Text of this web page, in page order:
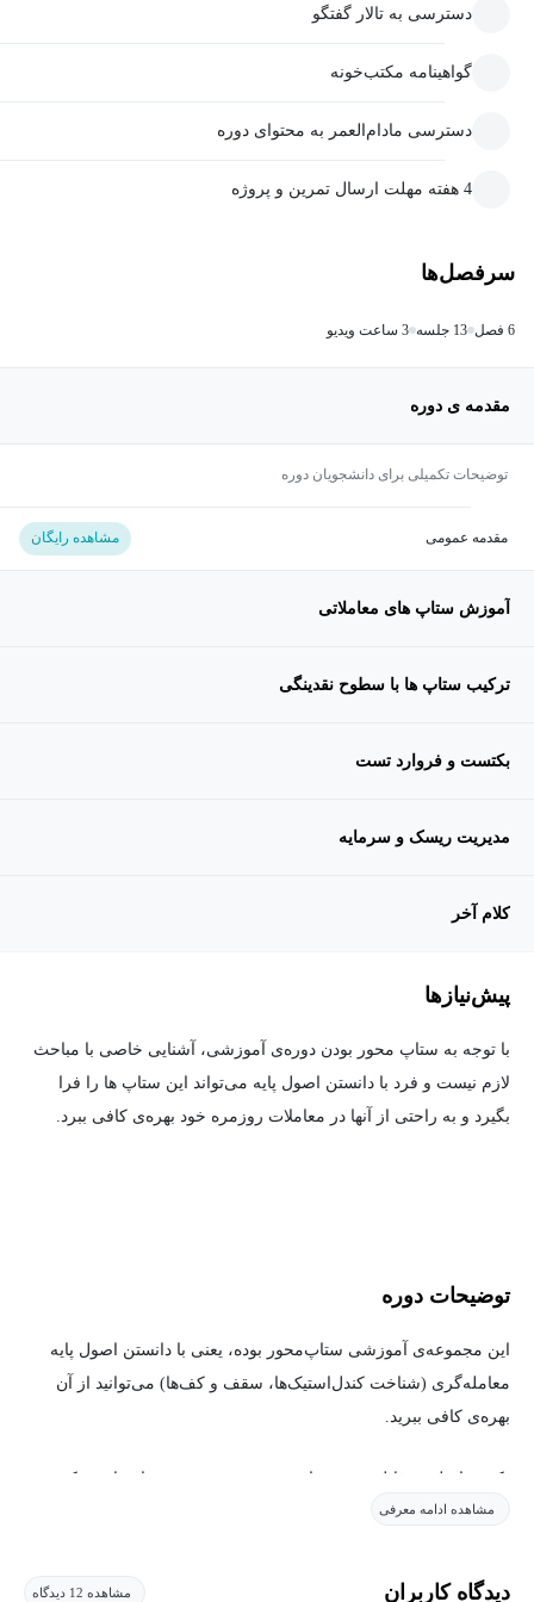
دسترسی به تالار گفتگو
گواهینامه مکتب‌خونه
دسترسی مادام‌العمر به محتوای دوره
4 هفته مهلت ارسال تمرین و پروژه
سرفصل‌ها
6 فصل 13 جلسه 3 ساعت ویدیو
مقدمه ی دوره
توضیحات تکمیلی برای دانشجویان دوره
مقدمه عمومی مشاهده رایگان
آموزش ستاپ های معاملاتی
ترکیب ستاپ ها با سطوح نقدینگی
بکتست و فروارد تست
مدیریت ریسک و سرمایه
کلام آخر
پیش‌نیاز‌ها
با توجه به ستاپ محور بودن دوره‌ی آموزشی، آشنایی خاصی با مباحث
لازم نیست و فرد با دانستن اصول پایه می‌تواند این ستاپ ها را فرا
بگیرد و به راحتی از آنها در معاملات روزمره خود بهره‌ی کافی ببرد.
توضیحات دوره
این مجموعه‌ی آموزشی ستاپ‌محور بوده، یعنی با دانستن اصول پایه
معامله‌گری (شناخت کندل‌استیک‌ها، سقف و کف‌ها) می‌توانید از آن
بهره‌ی کافی ببرید.
نکته‌ی اصلی و قابل توجه ستاپ معرفی‌شده در دوره این است که در
تمام طول روز و در تمام تایم‌فریم‌ها می‌توانید به دنبال معامله باشید و
مشاهده ادامه معرفی
دیدگاه کاربران مشاهده 12 دیدگاه